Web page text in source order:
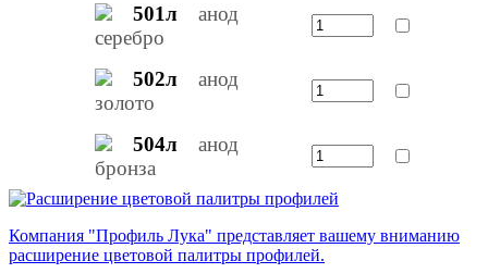
501л
анод
серебро
502л
анод
золото
504л
анод
бронза
Компания "Профиль Лука" представляет вашему вниманию
расширение цветовой палитры профилей.